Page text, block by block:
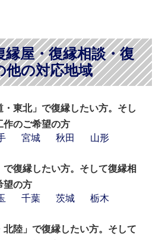
縁屋・復縁相談・復
他の対応地域
東北」で復縁したい方。そし
作のご希望の方
宮城 秋田
山形
復縁したい方。そして復縁相
望の方
千葉 茨城
栃木
陸」で復縁したい方。そして